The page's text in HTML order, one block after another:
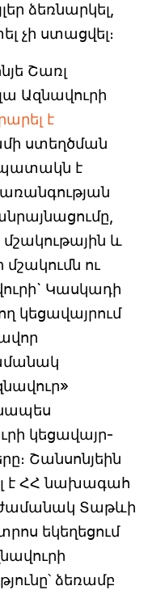
ձեռնարկել,
չի ստացվել։
Շառլ
Ազնավուրի
է
ստեղծման
է
և
ու
Կասկադի
կեցավայրում
կեցավայր-
Շանսոնյեին
է ՀՀ նախագահ
Տաթևի
եկեղեցում
ձեռամբ